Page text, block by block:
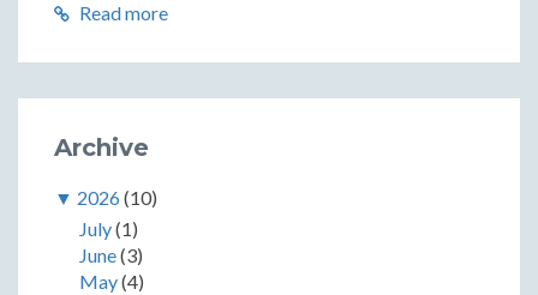
Read more
Archive
▼ 2026(10)
July(1)
June(3)
May(4)